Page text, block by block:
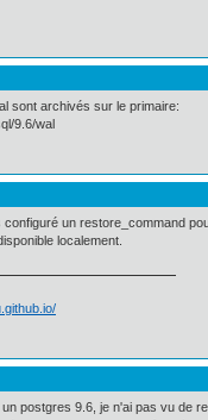
sont archivés sur le primaire:
9.6/wal
un restore_command
localement.
postgres 9.6, je n'ai pas vu de